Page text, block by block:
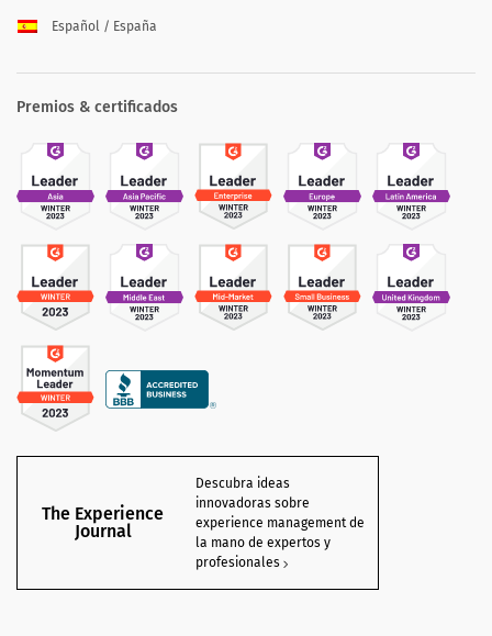
Español / España
Premios & certificados
The Experience
Journal
Descubra ideas
innovadoras sobre
experience management de
la mano de expertos y
profesionales